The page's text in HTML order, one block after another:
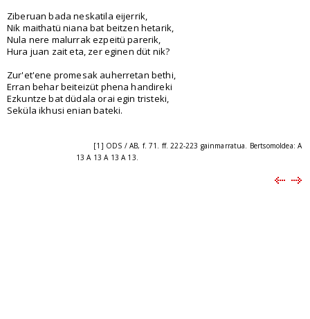
Ziberuan bada neskatila eijerrik,
Nik maithatü niana bat beitzen hetarik,
Nula nere malurrak ezpeitü parerik,
Hura juan zait eta, zer eginen düt nik?
Zur'et'ene promesak auherretan bethi,
Erran behar beiteizüt phena handireki
Ezkuntze bat düdala orai egin tristeki,
Seküla ikhusi enian bateki.
[1] ODS / AB, f. 71. ff. 222-223 gainmarratua. Bertsomoldea: A
13 A 13 A 13 A 13.